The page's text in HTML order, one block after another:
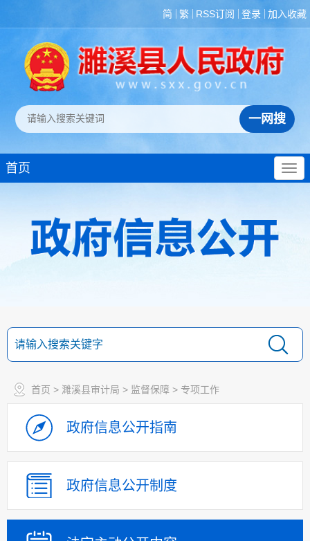
简 繁 RSS订阅 登录 加入收藏
首页
首页 > 濉溪县审计局 > 监督保障 > 专项工作
政府信息公开指南
政府信息公开制度